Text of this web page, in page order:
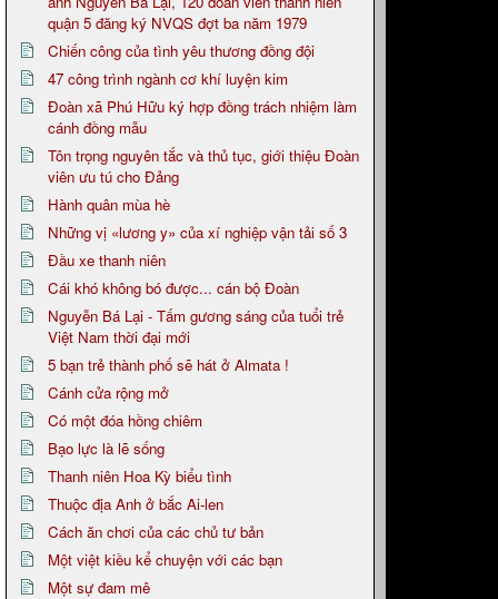
quận 5 đăng ký NVQS đợt ba năm 1979
Chiến công của tình yêu thương đồng đội
47 công trình ngành cơ khí luyện kim
Đoàn xã Phú Hữu ký hợp đồng trách nhiệm làm
cánh đồng mẫu
Tôn trọng nguyên tắc và thủ tục, giới thiệu Đoàn
viên ưu tú cho Đảng
Hành quân mùa hè
Những vị «lương y» của xí nghiệp vận tải số 3
Đầu xe thanh niên
Cái khó không bó được... cán bộ Đoàn
Nguyễn Bá Lại - Tấm gương sáng của tuổi trẻ
Việt Nam thời đại mới
5 bạn trẻ thành phố sẽ hát ở Almata !
Cánh cửa rộng mở
Có một đóa hồng chiêm
Bạo lực là lẽ sống
Thanh niên Hoa Kỳ biểu tình
Thuộc địa Anh ở bắc Ai-len
Cách ăn chơi của các chủ tư bản
Một việt kiều kể chuyện với các bạn
Một sự đam mê